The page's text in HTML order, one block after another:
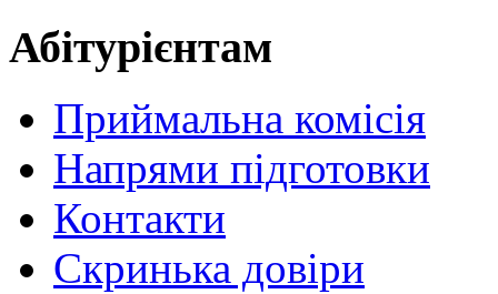
Абітурієнтам
Приймальна комісія
Напрями підготовки
Контакти
Скринька довіри